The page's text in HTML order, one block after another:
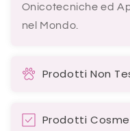
Onicotecniche ed
nel Mondo.
Prodotti Non
Prodotti